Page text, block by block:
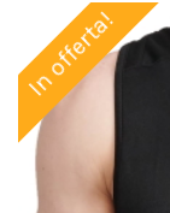
In offerta!